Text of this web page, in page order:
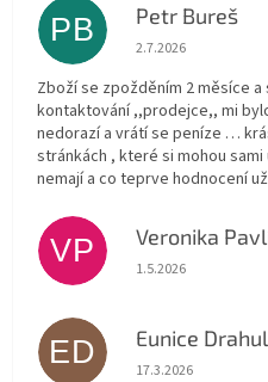
PB Petr Bureš
Hodnocení
2.7.2026
Zboží se zpožděním 2 měsíce
kontaktování ,,prodejce,, mi
nedorazí a vrátí se peníze …
stránkách , které si mohou
nemají a co teprve hodnocení
VP Veronika
Hodnocení
1.5.2026
ED Eunice
Hodnocení
17.3.2026